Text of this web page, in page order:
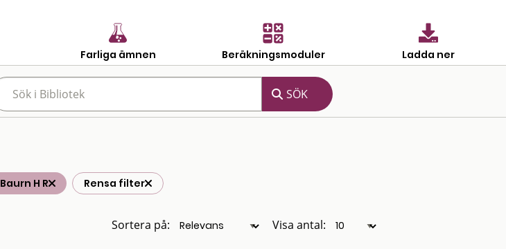
Farliga ämnen Beräkningsmoduler Ladda ner
Baurn H R Rensa filter
Sortera på: Visa antal: